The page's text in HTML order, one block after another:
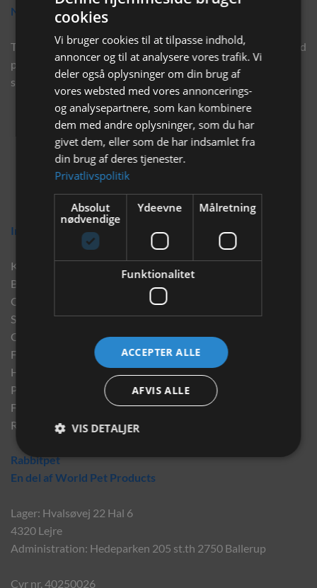
Nyhedsbrev
Tilmeld dig vores nyhedsbrev og eksklusive tilbud og få tilbud
på mail før andre gør. Vi vil holde dig opdateret med vores
seneste information, produkter og tilbud.
Information
Kontakt
Brand
Om os
Sponsorater
Opdrætterrabat
Finansering
Handelsbetingelser
Privatlivspolitik
Fortrydelse og reklamationsret
Returportal
Rabbitpet
En del af World Pet Products
Lager: Hvalsøvej 22 Hal 6
4320 Lejre
Administration: Hedeparken 205 st.th 2750 Ballerup
Cvr nr. 40250026
cookies
Vi bruger cookies til at tilpasse indhold,
annoncer og til at analysere vores trafik. Vi
deler også oplysninger om din brug af
vores websted med vores annoncerings-
og analysepartnere, som kan kombinere
dem med andre oplysninger, som du har
givet dem, eller som de har indsamlet fra
din brug af deres tjenester.
Privatlivspolitik
Absolut
nødvendige
Ydeevne Målretning
Funktionalitet
ACCEPTER ALLE
AFVIS ALLE
VIS DETALJER